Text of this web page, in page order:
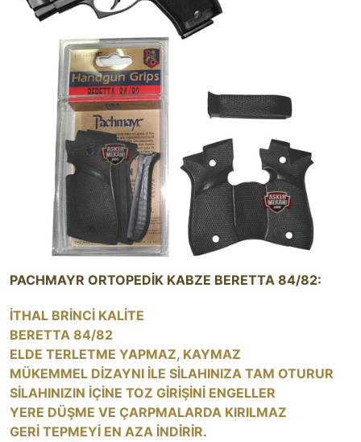
PACHMAYR ORTOPEDİK KABZE BERETTA 84/82:
İTHAL BRİNCİ KALİTE
BERETTA 84/82
ELDE TERLETME YAPMAZ, KAYMAZ
MÜKEMMEL DİZAYNI İLE SİLAHINIZA TAM OTURUR
SİLAHINIZIN İÇİNE TOZ GİRİŞİNİ ENGELLER
YERE DÜŞME VE ÇARPMALARDA KIRILMAZ
GERİ TEPMEYİ EN AZA İNDİRİR.